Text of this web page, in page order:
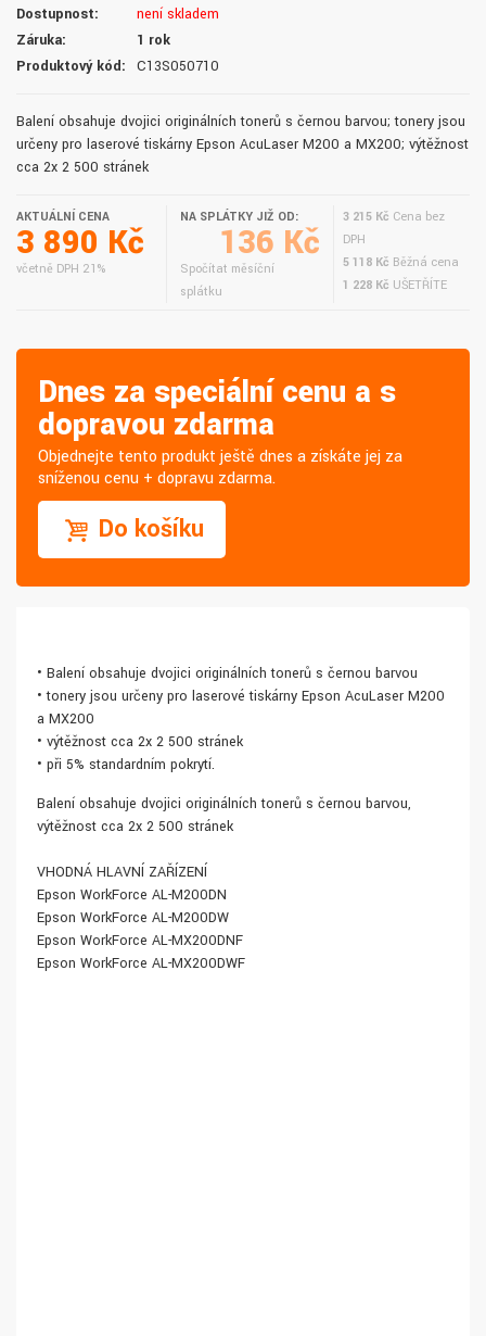
Dostupnost:
není skladem
Záruka:
1 rok
Produktový kód:
C13S050710
Balení obsahuje dvojici originálních tonerů s černou barvou; tonery jsou
určeny pro laserové tiskárny Epson AcuLaser M200 a MX200; výtěžnost
cca 2x 2 500 stránek
AKTUÁLNÍ CENA
3 890 Kč
včetně DPH 21%
NA SPLÁTKY JIŽ OD:
136 Kč
Spočítat měsíční
splátku
3 215 Kč Cena bez
DPH
5 118 Kč Běžná cena
1 228 Kč UŠETŘÍTE
Dnes za speciální cenu a s
dopravou zdarma
Objednejte tento produkt ještě dnes a získáte jej za
sníženou cenu + dopravu zdarma.
Do košíku
• Balení obsahuje dvojici originálních tonerů s černou barvou
• tonery jsou určeny pro laserové tiskárny Epson AcuLaser M200
a MX200
• výtěžnost cca 2x 2 500 stránek
• při 5% standardním pokrytí.
Balení obsahuje dvojici originálních tonerů s černou barvou,
výtěžnost cca 2x 2 500 stránek
VHODNÁ HLAVNÍ ZAŘÍZENÍ
Epson WorkForce AL-M200DN
Epson WorkForce AL-M200DW
Epson WorkForce AL-MX200DNF
Epson WorkForce AL-MX200DWF